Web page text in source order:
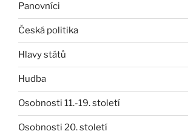
Panovníci
Česká politika
Hlavy států
Hudba
Osobnosti 11.-19. století
Osobnosti 20. století